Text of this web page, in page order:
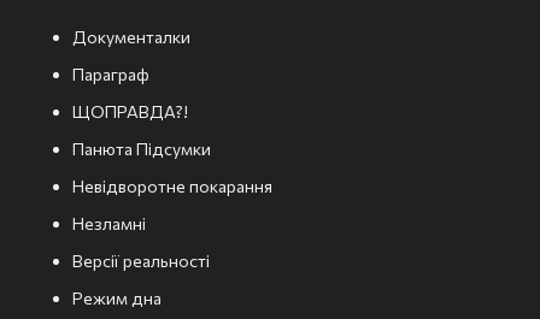
Документалки
Параграф
ЩОПРАВДА?!
Панюта Підсумки
Невідворотне покарання
Незламні
Версії реальності
Режим дна